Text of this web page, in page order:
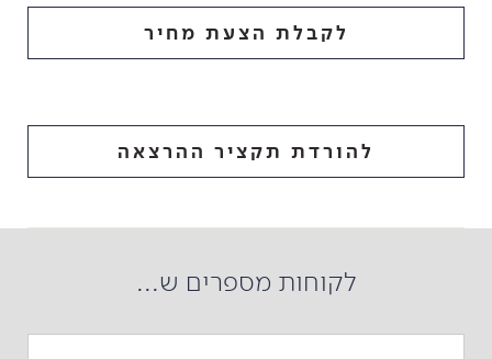
לקבלת הצעת מחיר
להורדת תקציר ההרצאה
לקוחות מספרים ש...